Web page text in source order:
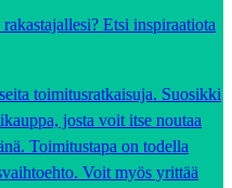
Etsi inspiraatiota
toimitusratkaisuja. Suosikki
josta voit itse noutaa
Toimitustapa on todella
Voit myös yrittää